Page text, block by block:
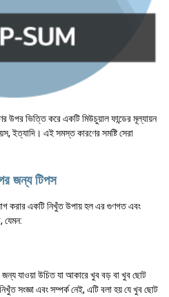
উপর ভিত্তি করে একটি মিউচুয়াল ফান্ডের মূল্যায়ন
ইত্যাদি। এই সমস্ত কারণের সমষ্টি সেরা
জন্য টিপস
করার একটি নিখুঁত উপায় হল এর গুণগত এবং
যেমন:
জন্য যাওয়া উচিত যা আকারে খুব বড় বা খুব ছোট
সংজ্ঞা এবং সম্পর্ক নেই, এটি বলা হয় যে খুব ছোট